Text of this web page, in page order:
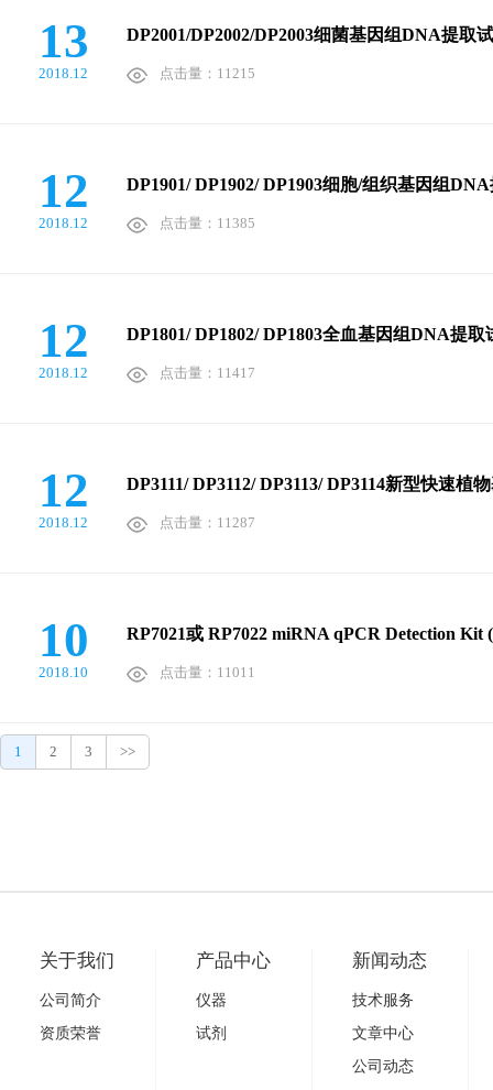
13
2018.12
DP2001/DP2002/DP2003细菌基因组DNA提取
点击量：11215
12
2018.12
DP1901/ DP1902/ DP1903细胞/组织基因组
点击量：11385
12
2018.12
DP1801/ DP1802/ DP1803全血基因组DNA提
点击量：11417
12
2018.12
DP3111/ DP3112/ DP3113/ DP3114新型快速
点击量：11287
10
2018.10
RP7021或 RP7022 miRNA qPCR Detection
点击量：11011
1 2 3 >>
关于我们
公司简介
资质荣誉
产品中心
仪器
试剂
新闻动态
技术服务
文章中心
公司动态